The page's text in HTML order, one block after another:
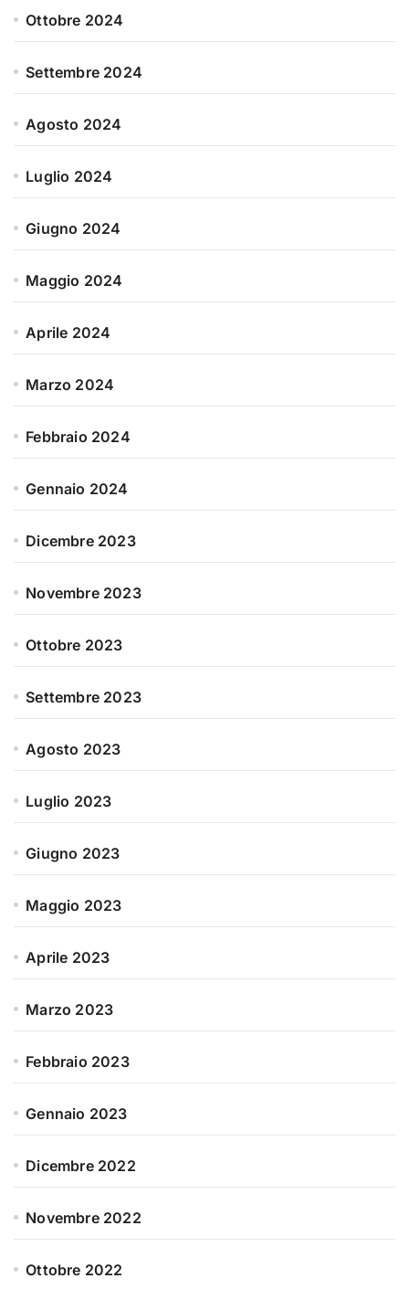
Ottobre 2024
Settembre 2024
Agosto 2024
Luglio 2024
Giugno 2024
Maggio 2024
Aprile 2024
Marzo 2024
Febbraio 2024
Gennaio 2024
Dicembre 2023
Novembre 2023
Ottobre 2023
Settembre 2023
Agosto 2023
Luglio 2023
Giugno 2023
Maggio 2023
Aprile 2023
Marzo 2023
Febbraio 2023
Gennaio 2023
Dicembre 2022
Novembre 2022
Ottobre 2022